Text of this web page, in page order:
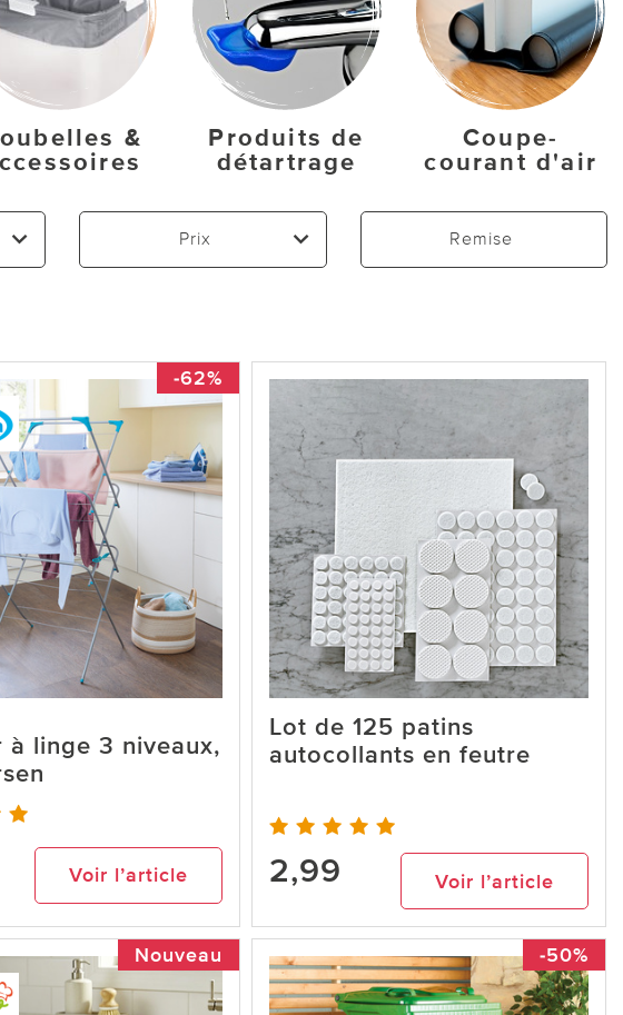
&
Produits de
détartrage
Coupe-
courant d'air
Prix Remise
-62%
à linge 3 niveaux,
Voir l’article
Lot de 125 patins
autocollants en feutre
2,99 Voir l’article
Nouveau -50%